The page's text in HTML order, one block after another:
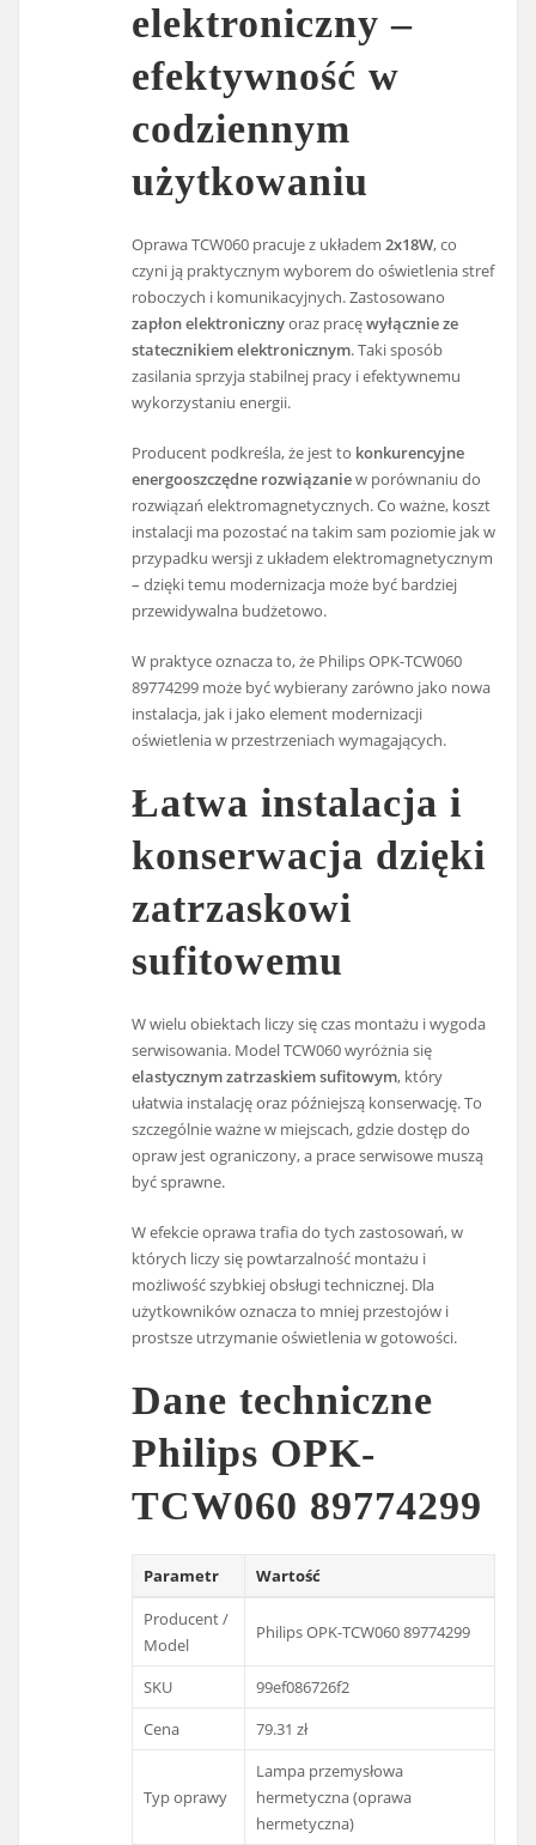
elektroniczny –
efektywność w
codziennym
użytkowaniu
Oprawa TCW060 pracuje z układem 2x18W, co
czyni ją praktycznym wyborem do oświetlenia stref
roboczych i komunikacyjnych. Zastosowano
zapłon elektronicznyoraz pracęwyłącznie ze
statecznikiem elektronicznym. Taki sposób
zasilania sprzyja stabilnej pracy i efektywnemu
wykorzystaniu energii.
Producent podkreśla, że jest to konkurencyjne
energooszczędne rozwiązaniew porównaniu do
rozwiązań elektromagnetycznych. Co ważne, koszt
instalacji ma pozostać na takim sam poziomie jak w
przypadku wersji z układem elektromagnetycznym
– dzięki temu modernizacja może być bardziej
przewidywalna budżetowo.
W praktyce oznacza to, że Philips OPK-TCW060
89774299 może być wybierany zarówno jako nowa
instalacja, jak i jako element modernizacji
oświetlenia w przestrzeniach wymagających.
Łatwa instalacja i
konserwacja dzięki
zatrzaskowi
sufitowemu
W wielu obiektach liczy się czas montażu i wygoda
serwisowania. Model TCW060 wyróżnia się
elastycznym zatrzaskiem sufitowym, który
ułatwia instalację oraz późniejszą konserwację. To
szczególnie ważne w miejscach, gdzie dostęp do
opraw jest ograniczony, a prace serwisowe muszą
być sprawne.
W efekcie oprawa trafia do tych zastosowań, w
których liczy się powtarzalność montażu i
możliwość szybkiej obsługi technicznej. Dla
użytkowników oznacza to mniej przestojów i
prostsze utrzymanie oświetlenia w gotowości.
Dane techniczne
Philips OPK-
TCW060 89774299
Parametr
Wartość
Producent /
Model
Philips OPK-TCW060 89774299
SKU
99ef086726f2
Cena
79.31 zł
Typ oprawy
Lampa przemysłowa
hermetyczna (oprawa
hermetyczna)